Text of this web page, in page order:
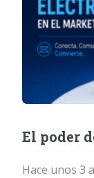
El poder
Hace unos 3